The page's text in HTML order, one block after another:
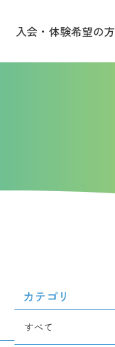
入会・体験希望の方
カテゴリ
すべて